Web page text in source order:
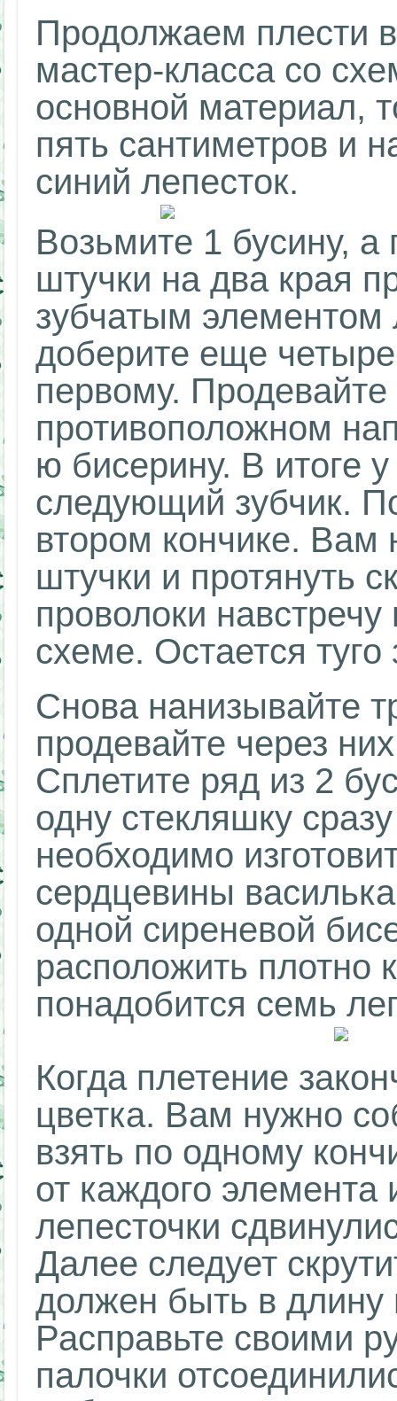
Продолжаем плести
мастер-класса со
основной материал,
пять сантиметров и
синий лепесток.
Возьмите 1 бусину,
штучки на два края
зубчатым элементом
доберите еще
первому.
противоположном
ю бисерину. В итоге
следующий зубчик.
втором кончике. Вам
штучки и протянуть
проволоки
схеме. Остается туго
Снова нанизывайте
продевайте через
Сплетите ряд из 2
одну стекляшку
необходимо
сердцевины
одной сиреневой
расположить плотно
понадобится семь
Когда плетение
цветка. Вам нужно
взять по одному
от каждого элемента
лепесточки
Далее следует
должен быть в
Расправьте своими
палочки